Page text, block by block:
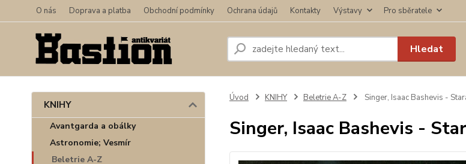
O nás Doprava a platba Obchodní podmínky Ochrana údajů Kontakty Výstavy Pro sběratele
Hledat
KNIHY
Avantgarda a obálky
Astronomie; Vesmír
Beletrie A-Z
Úvod KNIHY Beletrie A-Z Singer, Isaac Bashevis -
Singer, Isaac Bashevis -